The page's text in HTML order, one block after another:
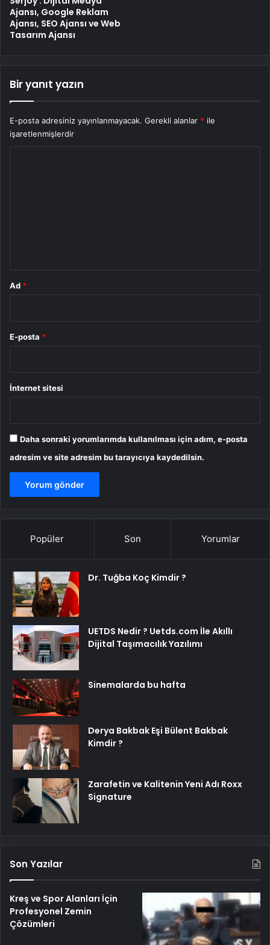
Ajansı, Google Reklam
Ajansı, SEO Ajansı ve Web
Tasarım Ajansı
Bir yanıt yazın
E-posta adresiniz yayınlanmayacak. Gerekli alanlar * ile
işaretlenmişlerdir
Ad *
E-posta *
İnternet sitesi
Daha sonraki yorumlarımda kullanılması için adım, e-posta
adresim ve site adresim bu tarayıcıya kaydedilsin.
Popüler Son Yorumlar
Dr. Tuğba Koç Kimdir ?
UETDS Nedir ? Uetds.com İle Akıllı
Dijital Taşımacılık Yazılımı
Sinemalarda bu hafta
Derya Bakbak Eşi Bülent Bakbak
Kimdir ?
Zarafetin ve Kalitenin Yeni Adı Roxx
Signature
Son Yazılar
Kreş ve Spor Alanları İçin
Profesyonel Zemin
Çözümleri